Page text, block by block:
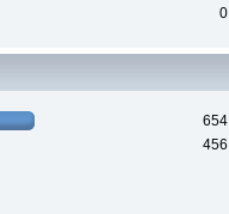
0
654
456